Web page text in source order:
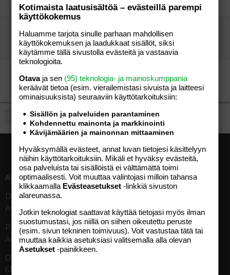
3
23.05.2004
äiti80
lapsesi letkaukset..
netta-marika
19
22.05.2004
Mankell
emäntä
3
22.05.2004
emäntä
Edellinen 1 … 1462
ASIAKASPALVELU
Digipalvelut (09) 156 6227
Avoinna ma–pe 8–19
Painettu lehti (09) 156 665
Avoinna ma–pe 8–19
Otavamedian vaihde (09) 156
61
MEDIATIEDOT
ilmoitushinnat
Tietoa verkon kävijöistä
Tietosuojaseloste
Avoimuusraportti
Kotimaista laatusisältöä – evästeillä parempi
käyttökokemus
Haluamme tarjota sinulle parhaan mahdollisen
käyttökokemuksen ja laadukkaat sisällöt, siksi
käytämme tällä sivustolla evästeitä ja vastaavia
teknologioita.
Otavaja sen (95) teknologia- ja mainoskumppania
keräävät tietoa (esim. vierailemis­tasi sivuista ja laitteesi
ominaisuuk­sista) seuraaviin käyttötarkoituksiin:
Sisällön ja palveluiden parantaminen
Kohdennettu mainonta ja markkinointi
Kävijämäärien ja mainonnan mittaaminen
Hyväksymällä evästeet, annat luvan tietojesi käsittelyyn
näihin käyttötarkoituksiin. Mikäli et hyväksy evästeitä,
osa palveluista tai sisällöistä ei välttämättä toimi
optimaalisesti. Voit muuttaa valintojasi milloin tahansa
klikkaamalla Evästeasetukset -linkkiä sivuston
alareunassa.
Jotkin teknologiat saattavat käyttää tietojasi myös ilman
suostumustasi, jos niillä on siihen oikeutettu peruste
(esim. sivun tekninen toimivuus). Voit vastustaa tätä tai
muuttaa kaikkia asetuksiasi valitsemalla alla olevan
Asetukset -painikkeen.